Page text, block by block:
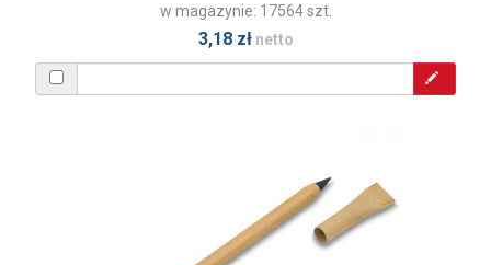
w magazynie: 17564 szt.
3,18 złnetto